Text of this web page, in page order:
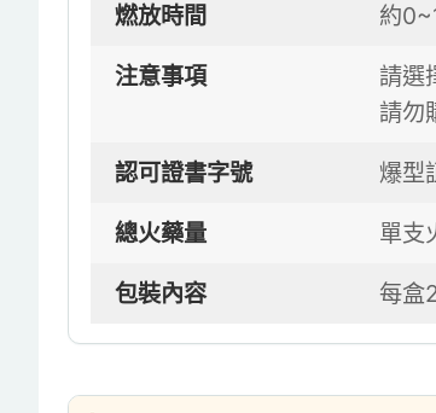
燃放時間 約
注意事項
請選
請勿
認可證書字號 爆型
總火藥量 單支
包裝內容 每盒